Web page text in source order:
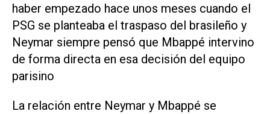
haber empezado hace unos meses cuando el
PSG se planteaba el traspaso del brasileño y
Neymar siempre pensó que Mbappé intervino
de forma directa en esa decisión del equipo
parisino
La relación entre Neymar y Mbappé se